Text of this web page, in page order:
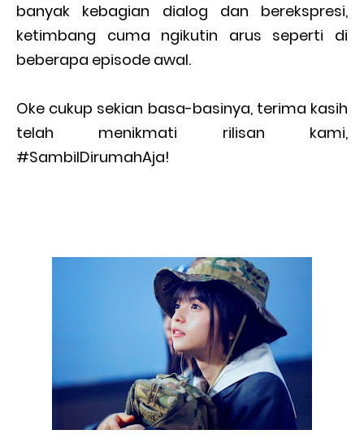
banyak kebagian dialog dan berekspresi,
ketimbang cuma ngikutin arus seperti di
beberapa episode awal.
Oke cukup sekian basa-basinya, terima kasih
telah menikmati rilisan kami,
#SambilDirumahAja!